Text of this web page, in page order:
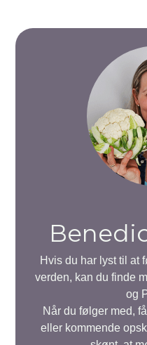
Hvis du har lyst til at
verden, kan du finde
og
Når du følger med,
eller kommende